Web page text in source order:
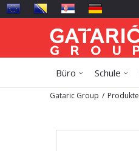
Büro Schule
Gataric Group Produkte